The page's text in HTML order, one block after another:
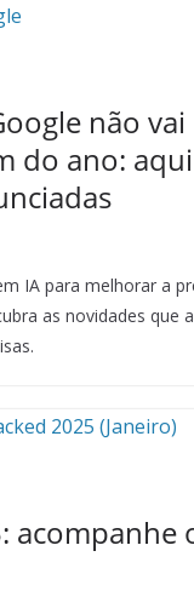
não vai
do ano: aqui
IA para melhorar a
as novidades que a
acompanhe